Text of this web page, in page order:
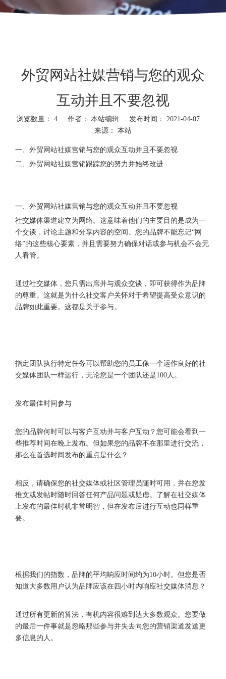
外贸网站社媒营销与您的观众
互动并且不要忽视
浏览数量： 4作者： 本站编辑 发布时间： 2021-04-07
来源： 本站
一、外贸网站社媒营销与您的观众互动并且不要忽视
二、外贸网站社媒营销跟踪您的努力并始终改进
一、外贸网站社媒营销与您的观众互动并且不要忽视
社交媒体渠道建立为网络。这意味着他们的主要目的是成为一
个交谈，讨论主题和分享内容的空间。您的品牌不能忘记“网
络”的这些核心要素，并且需要努力确保对话或参与机会不会无
人看管。
通过社交媒体，您只需出席并与观众交谈，即可获得作为品牌
的尊重。这就是为什么社交客户关怀对于希望提高受众意识的
品牌如此重要。这都是关于参与。
指定团队执行特定任务可以帮助您的员工像一个运作良好的社
交媒体团队一样运行，无论您是一个团队还是100人。
发布最佳时间参与
您的品牌何时可以与客户互动并与客户互动？您可能会看到一
些推荐时间在晚上发布。但如果您的品牌不在那里进行交流，
那么在首选时间发布的重点是什么？
相反，请确保您的社交媒体或社区管理员随时可用，并在您发
推文或发帖时随时回答任何产品问题或疑虑。了解在社交媒体
上发布的最佳时机非常明智，但在发布后进行互动也同样重
要。
根据我们的指数，品牌的平均响应时间约为10小时。但您是否
知道大多数用户认为品牌应该在四小时内响应社交媒体消息？
通过所有更新的算法，有机内容很难到达大多数观众。您要做
的最后一件事就是忽略那些参与并失去向您的营销渠道发送更
多信息的人。